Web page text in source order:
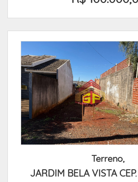
Terreno,
JARDIM BELA VISTA